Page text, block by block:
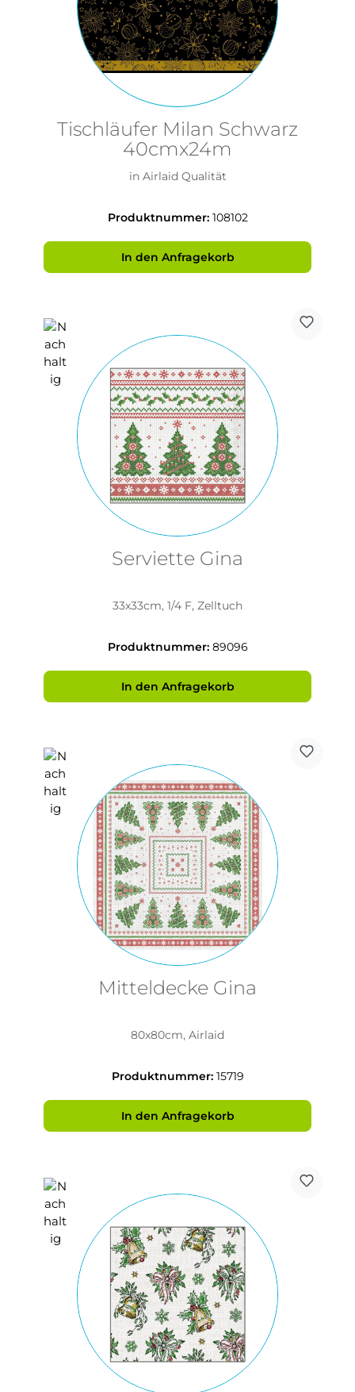
Tischläufer Milan Schwarz
40cmx24m
in Airlaid Qualität
Produktnummer: 108102
In den Anfragekorb
Serviette Gina
33x33cm, 1/4 F, Zelltuch
Produktnummer: 89096
In den Anfragekorb
Mitteldecke Gina
80x80cm, Airlaid
Produktnummer: 15719
In den Anfragekorb